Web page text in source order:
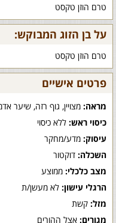
טרם הוזן טקסט
על בן הזוג המבוקש:
טרם הוזן טקסט
פרטים אישיים
מראה: מצויין, גוף רזה, שיער
כיסוי ראש: ללא כיסוי
עיסוק: מדע/מחקר
השכלה: דוקטור
מצב כלכלי: ממוצע
הרגלי עישון: לא מעשן/ת
מזל: קשת
מגורים: אצל ההורים